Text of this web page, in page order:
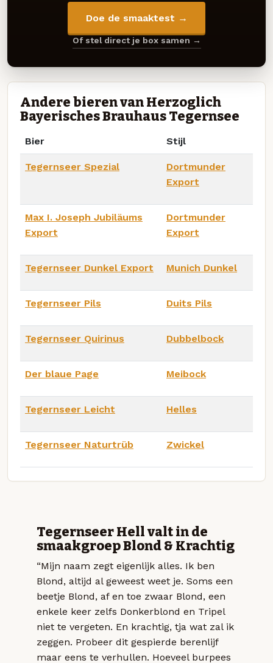
Doe de smaaktest →
Of stel direct je box samen →
Andere bieren van Herzoglich
Bayerisches Brauhaus Tegernsee
Bier Stijl
Tegernseer Spezial
Dortmunder
Export
Max I. Joseph Jubiläums
Export
Dortmunder
Export
Tegernseer Dunkel Export Munich Dunkel
Tegernseer Pils Duits Pils
Tegernseer Quirinus Dubbelbock
Der blaue Page Meibock
Tegernseer Leicht Helles
Tegernseer Naturtrüb Zwickel
Tegernseer Hell valt in de
smaakgroep Blond & Krachtig
“Mijn naam zegt eigenlijk alles. Ik ben
Blond, altijd al geweest weet je. Soms een
beetje Blond, af en toe zwaar Blond, een
enkele keer zelfs Donkerblond en Tripel
niet te vergeten. En krachtig, tja wat zal ik
zeggen. Probeer dit gespierde berenlijf
maar eens te verhullen. Hoeveel burpees